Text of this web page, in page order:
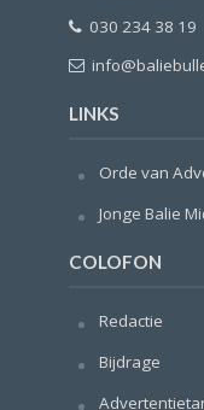
030 234 38 19
LINKS
Orde van
Jonge Balie
COLOFON
Redactie
Bijdrage